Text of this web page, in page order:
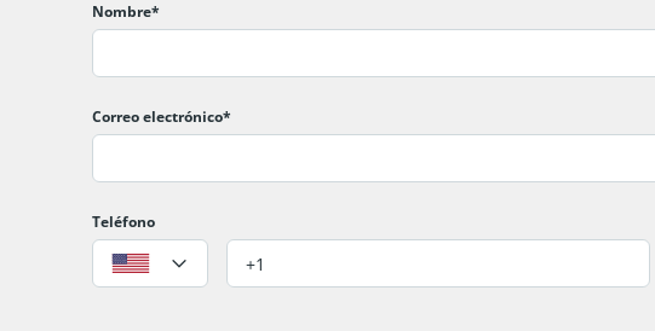
Nombre*
Correo electrónico*
Teléfono